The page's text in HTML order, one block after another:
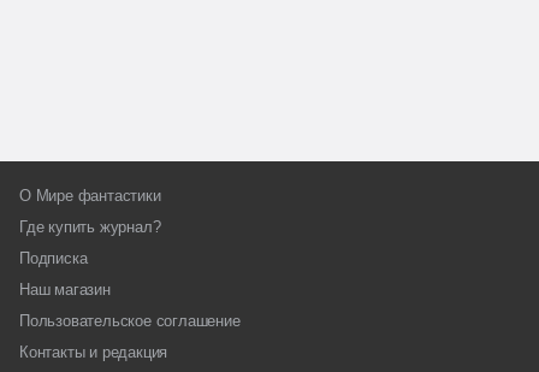
О Мире фантастики
Где купить журнал?
Подписка
Наш магазин
Пользовательское соглашение
Контакты и редакция